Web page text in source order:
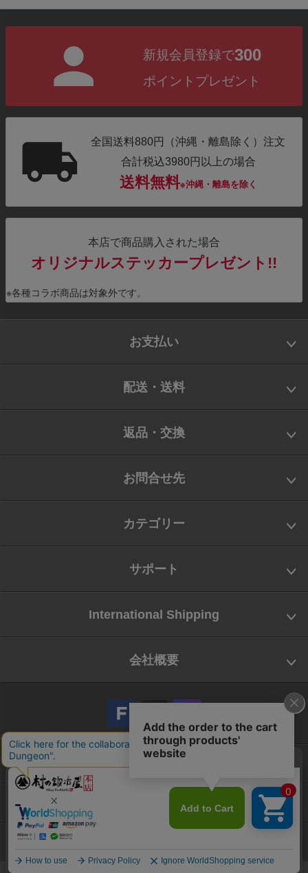
新規会員登録で300
ポイントプレゼント
全国送料880円（沖縄・離島除く）注文
合計税込3980円以上の場合
送料無料※沖縄・離島を除く
本店で商品購入された場合
オリジナルステッカープレゼント!!
※各種コラボ商品は対象外です。
お支払い
配送・送料
返品・交換
お問合せ先
カテゴリー
サポート
International Shipping
会社概要
会社概要
お問い合わせ
特定商取引法に基づく表示